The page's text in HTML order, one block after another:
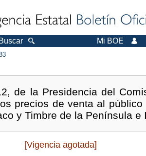
Buscar Mi BOE
de la Presidencia del
precios de venta al
y Timbre de la Península e
[Vigencia agotada]